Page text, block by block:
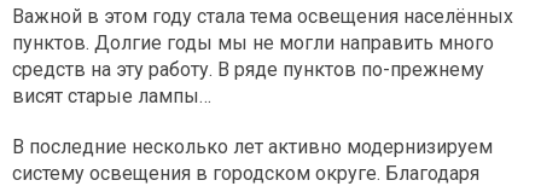
Важной в этом году стала тема освещения населённых
пунктов. Долгие годы мы не могли направить много
средств на эту работу. В ряде пунктов по-прежнему
висят старые лампы…
В последние несколько лет активно модернизируем
систему освещения в городском округе. Благодаря